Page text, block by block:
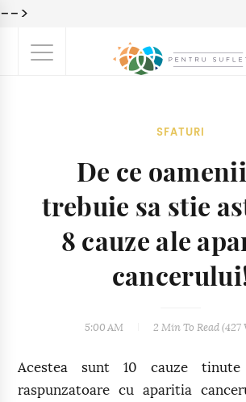
-->
SFATURI
De ce
trebuie sa stie
8 cauze ale
5:00 AM 2 MinTo Read (427
Acestea sunt 10 cauze tinute
raspunzatoare cu aparitia